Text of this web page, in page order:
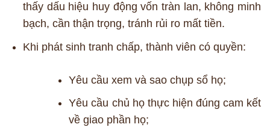
thấy dấu hiệu huy động vốn tràn lan, không minh
bạch, cần thận trọng, tránh rủi ro mất tiền.
Khi phát sinh tranh chấp, thành viên có quyền:
Yêu cầu xem và sao chụp sổ họ;
Yêu cầu chủ họ thực hiện đúng cam kết
về giao phần họ;